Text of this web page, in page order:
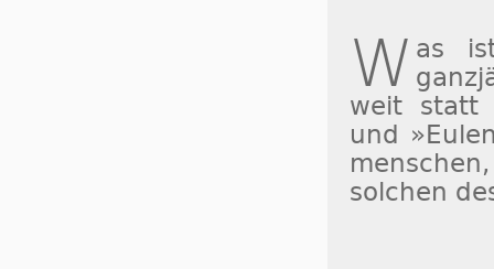
W as
weit statt
und
sol­chen